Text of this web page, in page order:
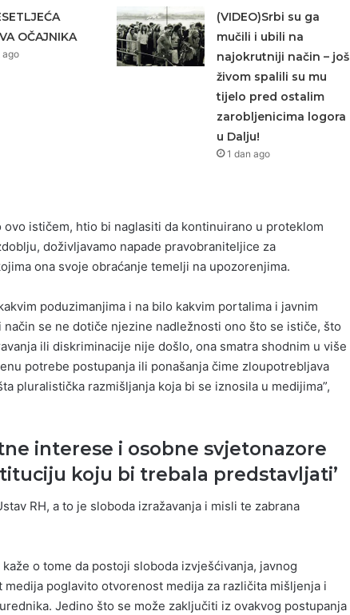
OČAJNIKA
ago
(VIDEO)Srbi su ga
mučili i ubili na
najokrutniji način – još
živom spalili su mu
tijelo pred ostalim
zarobljenicima logora
u Dalju!
1 dan ago
ovo ističem, htio bi naglasiti da kontinuirano u proteklom
doživljavamo napade pravobraniteljice za
ona svoje obraćanje temelji na upozorenjima.
poduzimanjima i na bilo kakvim portalima i javnim
način se ne dotiče njezine nadležnosti ono što se ističe, što
ili diskriminacije nije došlo, ona smatra shodnim u više
potrebe postupanja ili ponašanja čime zloupotrebljava
pluralistička razmišljanja koja bi se iznosila u medijima”,
interese i osobne svjetonazore
koju bi trebala predstavljati’
RH, a to je sloboda izražavanja i misli te zabrana
o tome da postoji sloboda izvješćivanja, javnog
poglavito otvorenost medija za različita mišljenja i
Jedino što se može zaključiti iz ovakvog postupanja